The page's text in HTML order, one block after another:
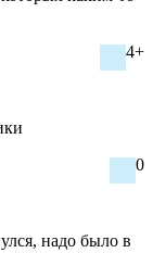
4+
0
надо было в